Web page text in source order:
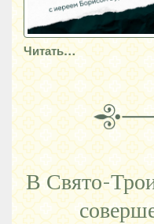
Читать…
В Свято-